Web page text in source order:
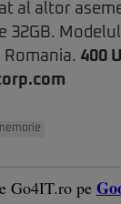
al altor
32GB. Modelul
400
Go4IT.ro pe